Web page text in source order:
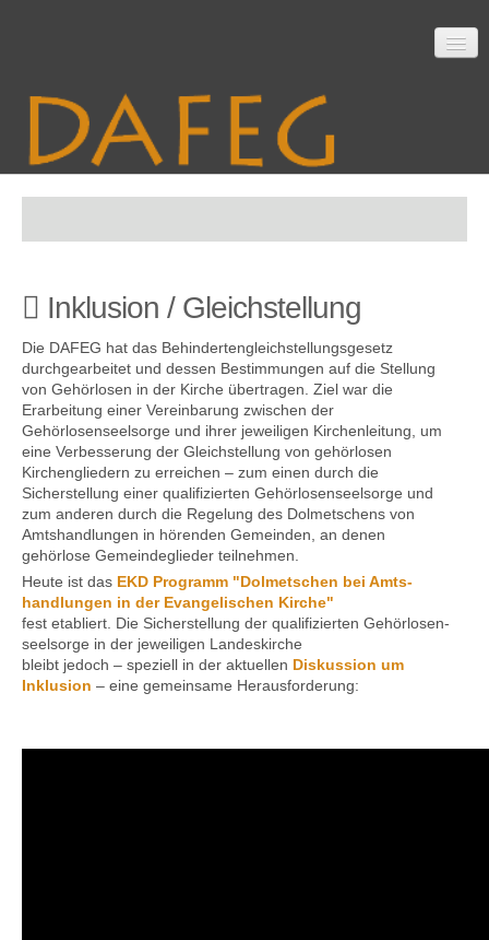
Mitarbeit
Material
Themen
Inklusion / Gleichstellung
Die DAFEG hat das Behindertengleichstellungsgesetz
durchgearbeitet und dessen Bestimmungen auf die Stellung
von Gehörlosen in der Kirche übertragen. Ziel war die
Erarbeitung einer Vereinbarung zwischen der
Gehörlosenseelsorge und ihrer jeweiligen Kirchenleitung, um
eine Verbesserung der Gleichstellung von gehörlosen
Kirchengliedern zu erreichen – zum einen durch die
Sicherstellung einer qualifizierten Gehörlosenseelsorge und
zum anderen durch die Regelung des Dolmetschens von
Amtshandlungen in hörenden Gemeinden, an denen
gehörlose Gemeindeglieder teilnehmen.
Heute ist das EKD Programm "Dolmetschen bei Amts­
handlungen in der Evange­lischen Kirche"
fest etabliert. Die Sicher­stellung der qualifi­zierten Gehörlosen­
seelsorge in der jeweiligen Landes­kirche
bleibt jedoch – speziell in der aktuellen Diskussion um
Inklusion – eine gemeinsame Heraus­forderung: